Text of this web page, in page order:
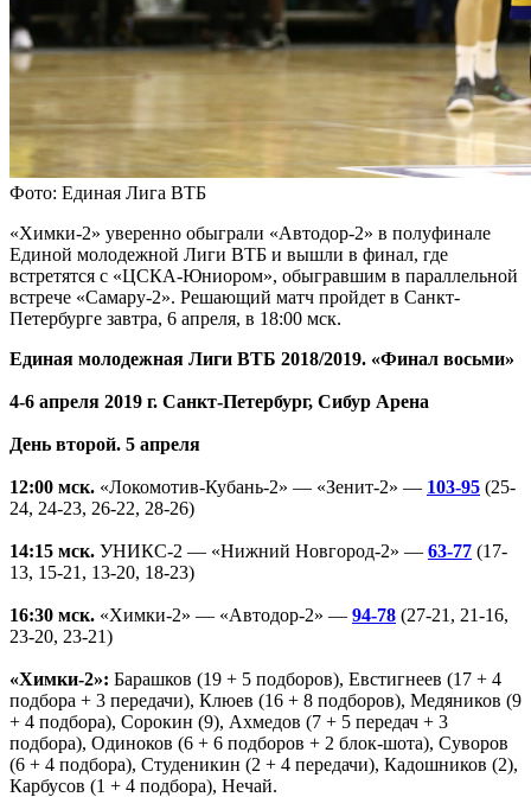
Фото: Единая Лига ВТБ
«Химки-2» уверенно обыграли «Автодор-2» в полуфинале
Единой молодежной Лиги ВТБ и вышли в финал, где
встретятся с «ЦСКА-Юниором», обыгравшим в параллельной
встрече «Самару-2». Решающий матч пройдет в Санкт-
Петербурге завтра, 6 апреля, в 18:00 мск.
Единая молодежная Лиги ВТБ 2018/2019. «Финал восьми»
4-6 апреля 2019 г. Санкт-Петербург, Сибур Арена
День второй. 5 апреля
12:00 мск. «Локомотив-Кубань-2» — «Зенит-2» — 103-95 (25-
24, 24-23, 26-22, 28-26)
14:15 мск. УНИКС-2 — «Нижний Новгород-2» — 63-77 (17-
13, 15-21, 13-20, 18-23)
16:30 мск. «Химки-2» — «Автодор-2» — 94-78 (27-21, 21-16,
23-20, 23-21)
«Химки-2»: Барашков (19 + 5 подборов), Евстигнеев (17 + 4
подбора + 3 передачи), Клюев (16 + 8 подборов), Медяников (9
+ 4 подбора), Сорокин (9), Ахмедов (7 + 5 передач + 3
подбора), Одиноков (6 + 6 подборов + 2 блок-шота), Суворов
(6 + 4 подбора), Студеникин (2 + 4 передачи), Кадошников (2),
Карбусов (1 + 4 подбора), Нечай.